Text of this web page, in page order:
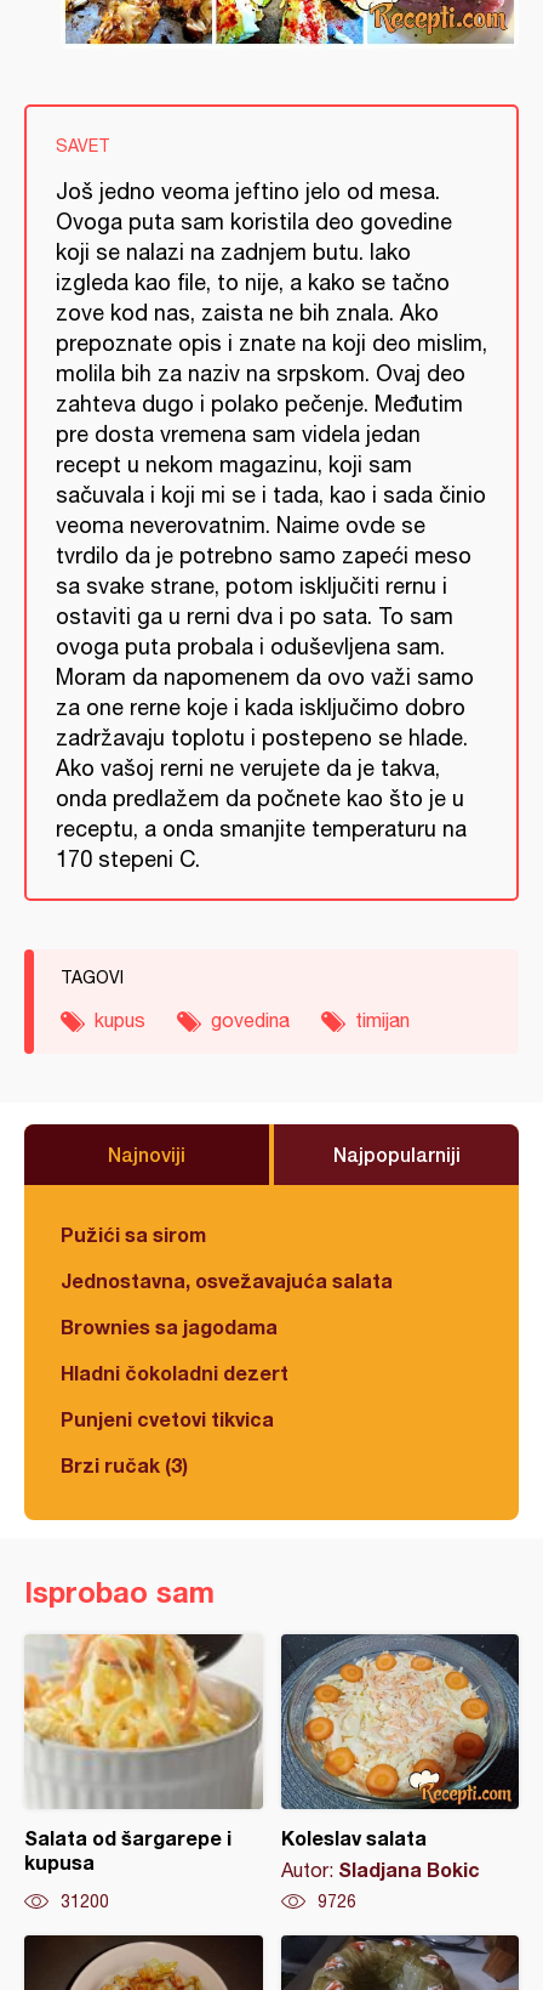
SAVET
Još jedno veoma jeftino jelo od mesa.
Ovoga puta sam koristila deo govedine
koji se nalazi na zadnjem butu. Iako
izgleda kao file, to nije, a kako se tačno
zove kod nas, zaista ne bih znala. Ako
prepoznate opis i znate na koji deo mislim,
molila bih za naziv na srpskom. Ovaj deo
zahteva dugo i polako pečenje. Međutim
pre dosta vremena sam videla jedan
recept u nekom magazinu, koji sam
sačuvala i koji mi se i tada, kao i sada činio
veoma neverovatnim. Naime ovde se
tvrdilo da je potrebno samo zapeći meso
sa svake strane, potom isključiti rernu i
ostaviti ga u rerni dva i po sata. To sam
ovoga puta probala i oduševljena sam.
Moram da napomenem da ovo važi samo
za one rerne koje i kada isključimo dobro
zadržavaju toplotu i postepeno se hlade.
Ako vašoj rerni ne verujete da je takva,
onda predlažem da počnete kao što je u
receptu, a onda smanjite temperaturu na
170 stepeni C.
TAGOVI
kupus govedina timijan
Najnoviji Najpopularniji
Pužići sa sirom
Jednostavna, osvežavajuća salata
Brownies sa jagodama
Hladni čokoladni dezert
Punjeni cvetovi tikvica
Brzi ručak (3)
Isprobao sam
Salata od šargarepe i
kupusa
31200
Koleslav salata
Autor: Sladjana Bokic
9726